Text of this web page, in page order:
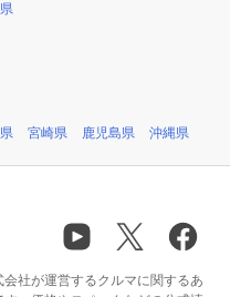
宮崎県 鹿児島県 沖縄県
社が運営するクルマに関するあ